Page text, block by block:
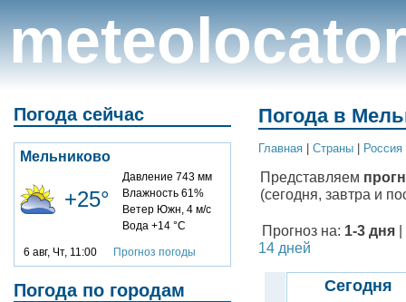
meteolocator
Погода сейчас
Мельниково
+25°
Давление 743 мм
Влажность 61%
Ветер Южн, 4 м/с
Вода +14 °C
6 авг, Чт, 11:00 Прогноз погоды
Погода по городам
Погода в
Главная Cтраны Россия
Представляем
(сегодня, завтра и
Прогноз на: 1-3 дня
14 дней
Сегодня